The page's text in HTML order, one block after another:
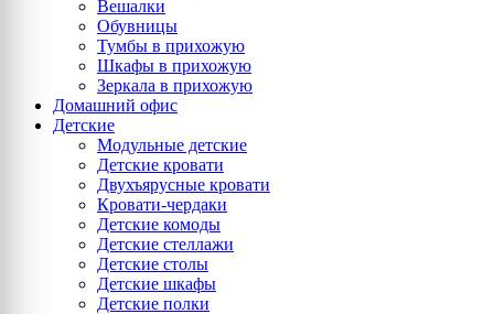
Вешалки
Обувницы
Тумбы в прихожую
Шкафы в прихожую
Зеркала в прихожую
Домашний офис
Детские
Модульные детские
Детские кровати
Двухъярусные кровати
Кровати-чердаки
Детские комоды
Детские стеллажи
Детские столы
Детские шкафы
Детские полки